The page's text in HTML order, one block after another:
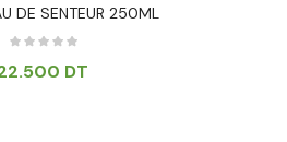
DE SENTEUR 250ML
DT